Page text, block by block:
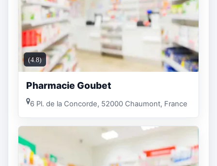
(4.8)
Pharmacie Goubet
6 Pl. de la Concorde, 52000 Chaumont, France